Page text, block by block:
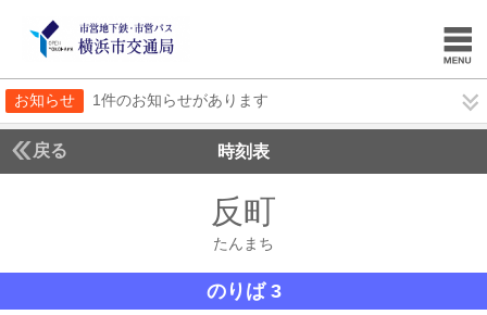
お知らせ 1件のお知らせがあります
戻る 時刻表
反町
たんまち
のりば 3